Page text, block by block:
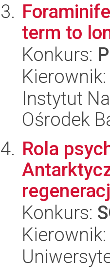
term to
Konkurs:
Instytut
Ośrodek
Rola
Konkurs: